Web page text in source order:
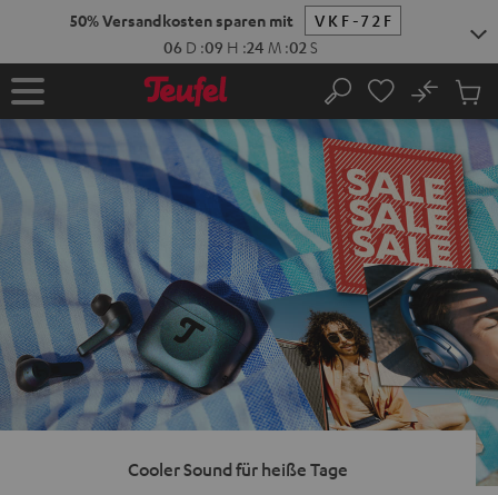
Startseite Suche
No
im
Cooler Sound für heiße Tage